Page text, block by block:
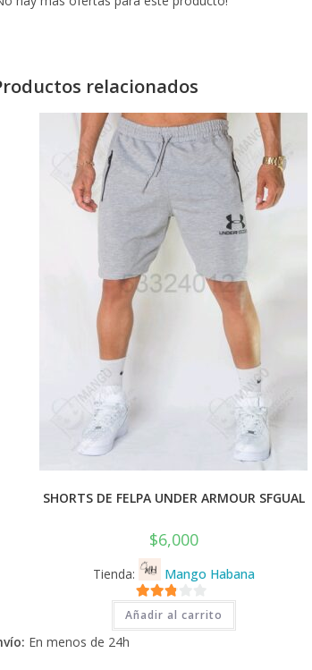
relacionados
SHORTS DE FELPA UNDER ARMOUR SFGUAL
$6,000
Tienda: Mango Habana
2.71
de 5
Añadir al carrito
En menos de 24h